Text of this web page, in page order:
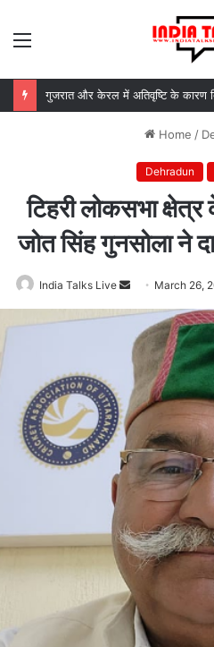
Home /
Dehradun
टिहरी लोकसभा
जोत सिंह गुनसोला ने
India Talks Live
Send
an
email
March 26,